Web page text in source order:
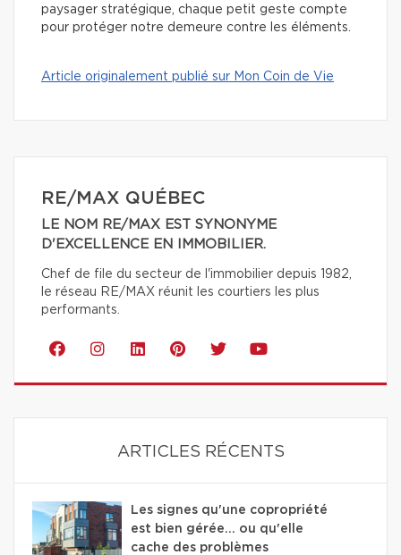
paysager stratégique, chaque petit geste compte
pour protéger notre demeure contre les éléments.
Article originalement publié sur Mon Coin de Vie
RE/MAX QUÉBEC
LE NOM RE/MAX EST SYNONYME
D'EXCELLENCE EN IMMOBILIER.
Chef de file du secteur de l'immobilier depuis 1982,
le réseau RE/MAX réunit les courtiers les plus
performants.
ARTICLES RÉCENTS
Les signes qu'une copropriété
est bien gérée… ou qu'elle
cache des problèmes